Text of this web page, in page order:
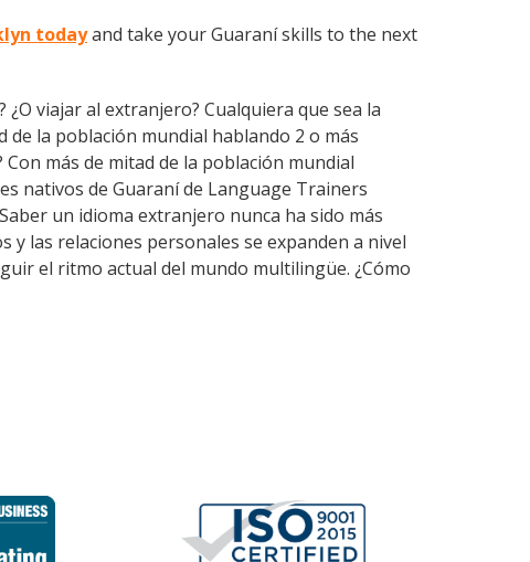
todayand take your Guaraní skills to the next
viajar al extranjero? Cualquiera que sea la
la población mundial hablando 2 o más
más de mitad de la población mundial
nativos de Guaraní de Language Trainers
un idioma extranjero nunca ha sido más
las relaciones personales se expanden a nivel
el ritmo actual del mundo multilingüe. ¿Cómo